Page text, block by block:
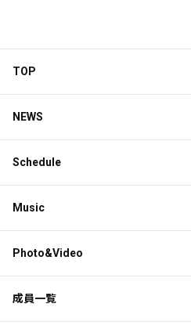
TOP
NEWS
Schedule
Music
Photo&Video
成員一覧